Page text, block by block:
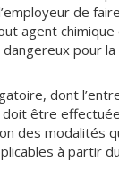
de
agent chimique
pour
dont
être
des modalités
à partir